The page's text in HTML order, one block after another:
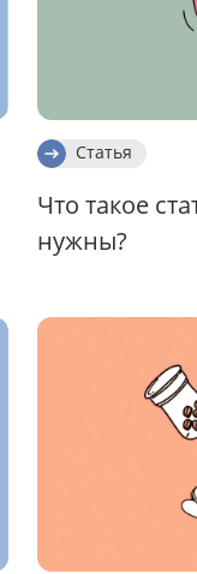
Статья
Что такое
нужны?